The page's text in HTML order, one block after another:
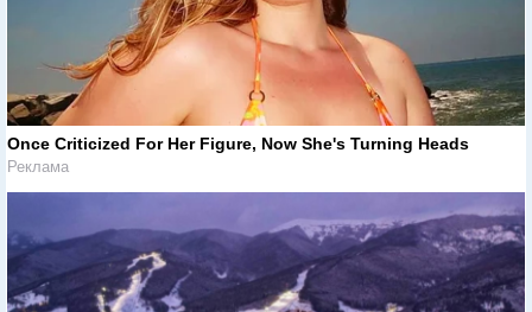
Once Criticized For Her Figure, Now She's Turning Heads
Реклама